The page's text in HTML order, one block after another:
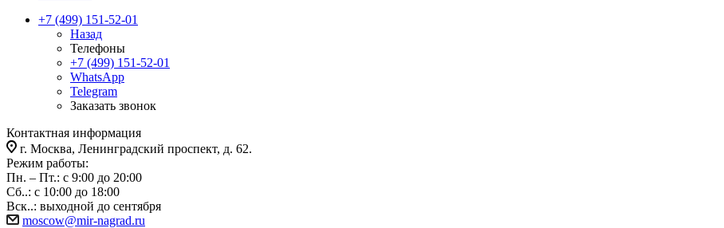
+7 (499) 151-52-01
Назад
Телефоны
+7 (499) 151-52-01
WhatsApp
Telegram
Заказать звонок
Контактная информация
г. Москва, Ленинградский проспект, д. 62.
Режим работы:
Пн. – Пт.: с 9:00 до 20:00
Сб..: с 10:00 до 18:00
Вск..: выходной до сентября
moscow@mir-nagrad.ru